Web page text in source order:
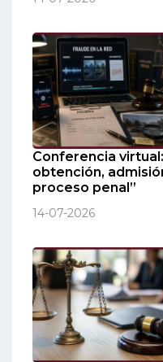
Conferencia
obtención,
proceso penal”
14-07-2026